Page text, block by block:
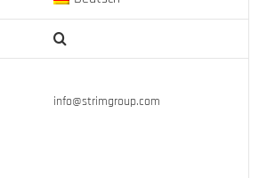
info@strimgroup.com